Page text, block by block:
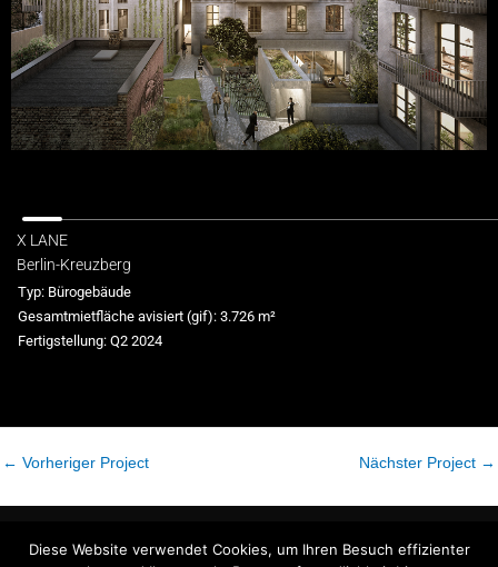
X LANE
Berlin-Kreuzberg
Typ: Bürogebäude
Gesamtmietfläche avisiert (gif): 3.726 m²
Fertigstellung: Q2 2024
← Vorheriger Project Nächster Project →
DE EN
Diese Website verwendet Cookies, um Ihren Besuch effizienter